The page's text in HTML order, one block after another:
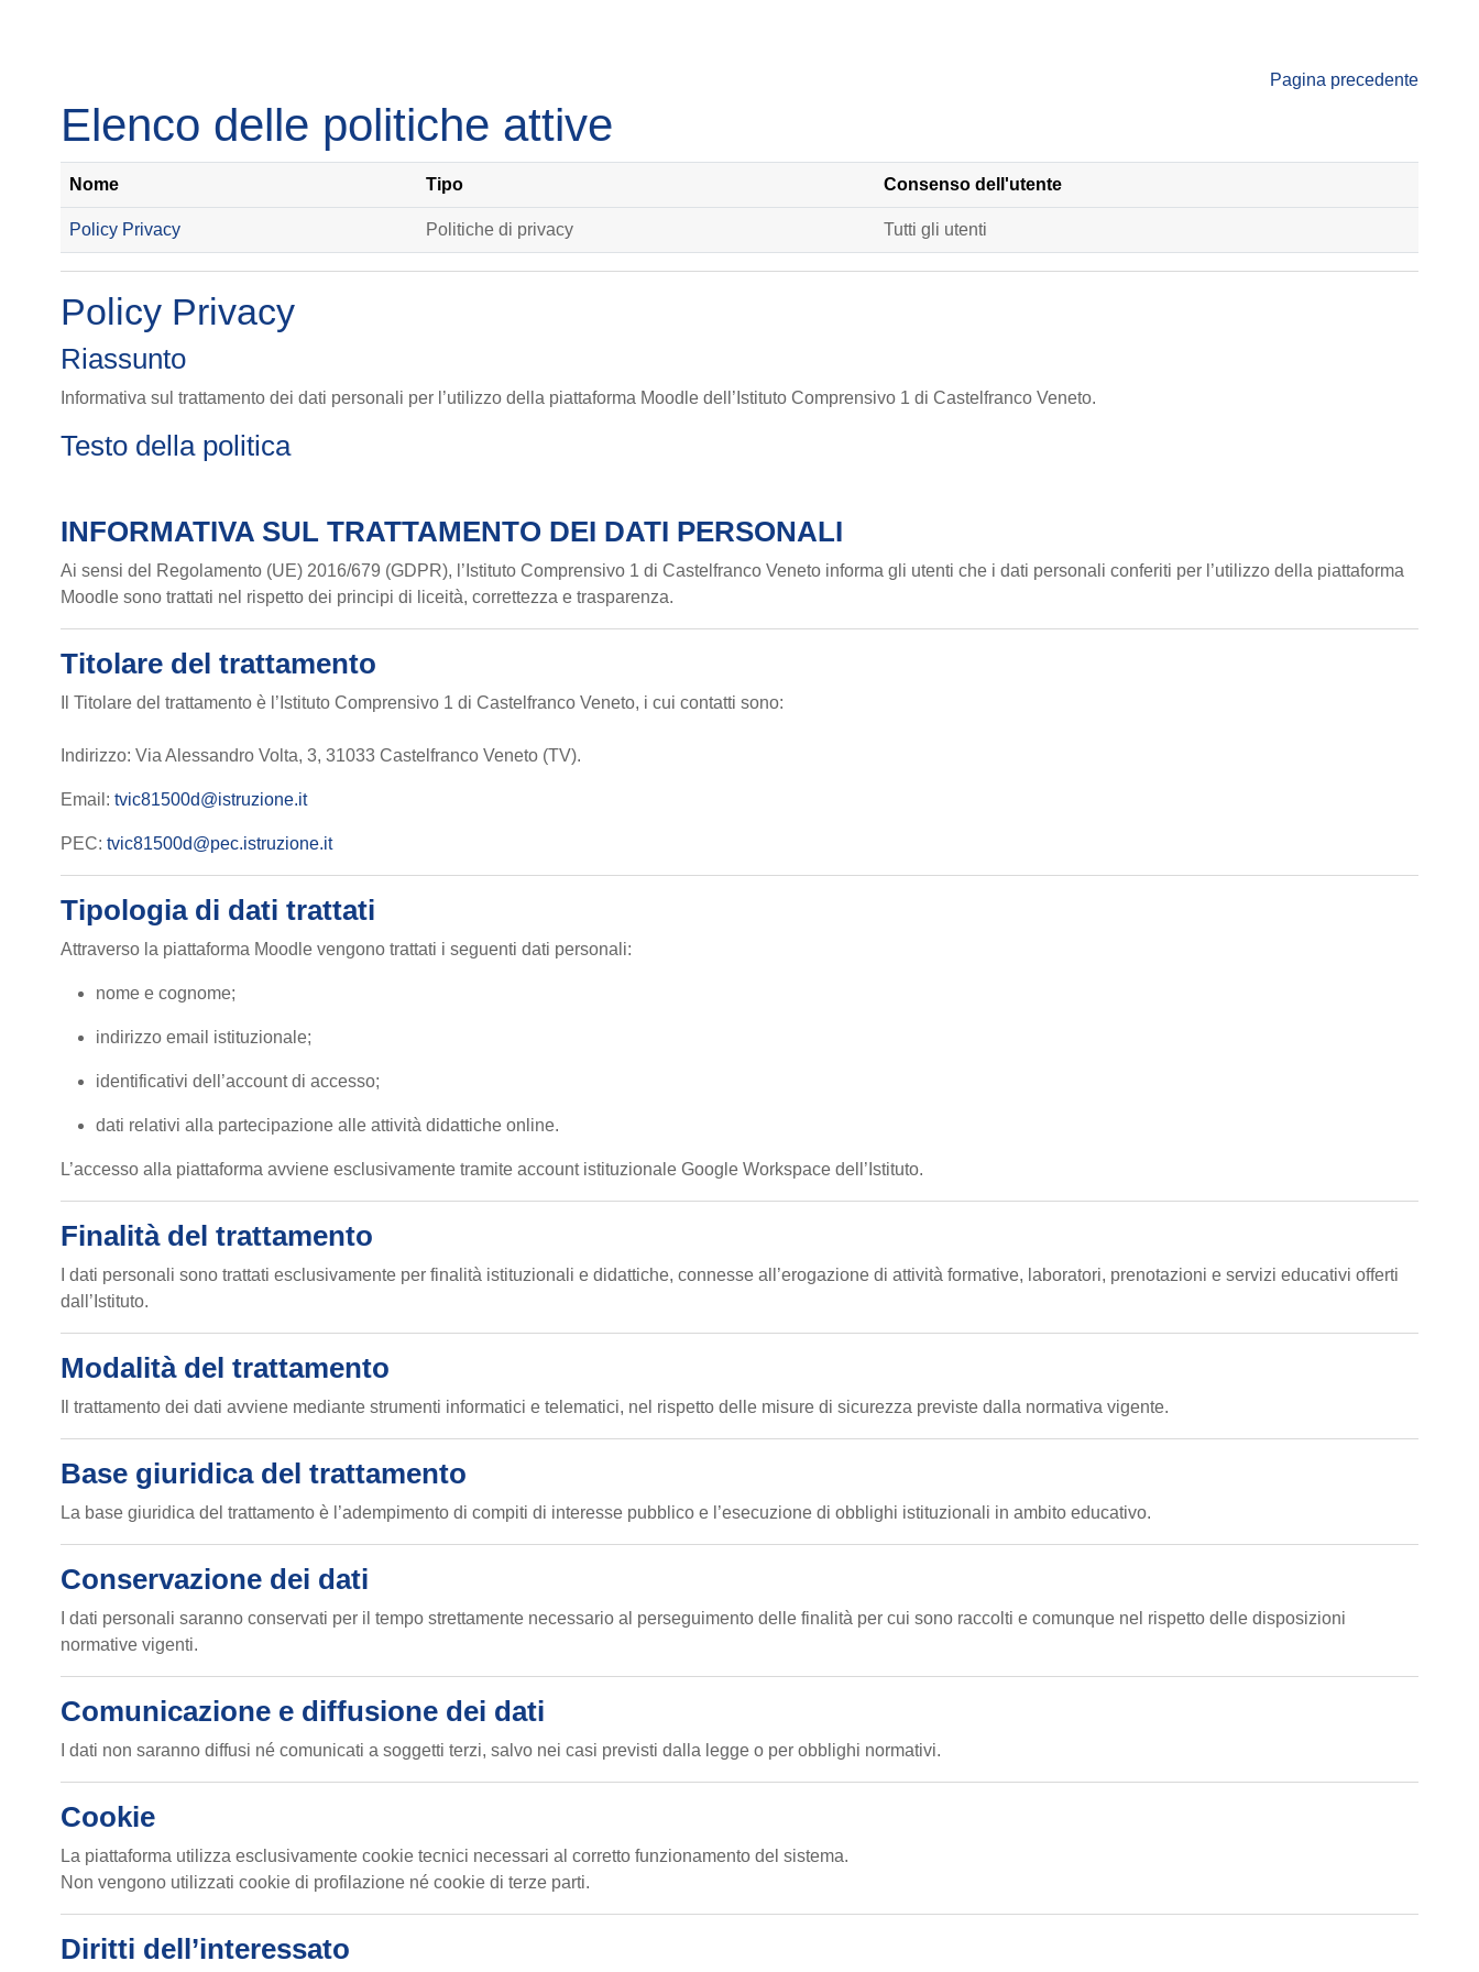
Pagina precedente
Elenco delle politiche attive
Nome Tipo Consenso dell'utente
Policy Privacy Politiche di privacy Tutti gli utenti
Policy Privacy
Riassunto
Informativa sul trattamento dei dati personali per l’utilizzo della piattaforma Moodle dell’Istituto Comprensivo 1 di Castelfranco Veneto.
Testo della politica
INFORMATIVA SUL TRATTAMENTO DEI DATI PERSONALI
Ai sensi del Regolamento (UE) 2016/679 (GDPR), l’Istituto Comprensivo 1 di Castelfranco Veneto informa gli utenti che i dati personali conferiti per l’utilizzo della piattaforma
Moodle sono trattati nel rispetto dei principi di liceità, correttezza e trasparenza.
Titolare del trattamento
Il Titolare del trattamento è l’Istituto Comprensivo 1 di Castelfranco Veneto, i cui contatti sono:
Indirizzo: Via Alessandro Volta, 3, 31033 Castelfranco Veneto (TV).
Email: tvic81500d@istruzione.it
PEC: tvic81500d@pec.istruzione.it
Tipologia di dati trattati
Attraverso la piattaforma Moodle vengono trattati i seguenti dati personali:
nome e cognome;
indirizzo email istituzionale;
identificativi dell’account di accesso;
dati relativi alla partecipazione alle attività didattiche online.
L’accesso alla piattaforma avviene esclusivamente tramite account istituzionale Google Workspace dell’Istituto.
Finalità del trattamento
I dati personali sono trattati esclusivamente per finalità istituzionali e didattiche, connesse all’erogazione di attività formative, laboratori, prenotazioni e servizi educativi offerti
dall’Istituto.
Modalità del trattamento
Il trattamento dei dati avviene mediante strumenti informatici e telematici, nel rispetto delle misure di sicurezza previste dalla normativa vigente.
Base giuridica del trattamento
La base giuridica del trattamento è l’adempimento di compiti di interesse pubblico e l’esecuzione di obblighi istituzionali in ambito educativo.
Conservazione dei dati
I dati personali saranno conservati per il tempo strettamente necessario al perseguimento delle finalità per cui sono raccolti e comunque nel rispetto delle disposizioni
normative vigenti.
Comunicazione e diffusione dei dati
I dati non saranno diffusi né comunicati a soggetti terzi, salvo nei casi previsti dalla legge o per obblighi normativi.
Cookie
La piattaforma utilizza esclusivamente cookie tecnici necessari al corretto funzionamento del sistema.
Non vengono utilizzati cookie di profilazione né cookie di terze parti.
Diritti dell’interessato